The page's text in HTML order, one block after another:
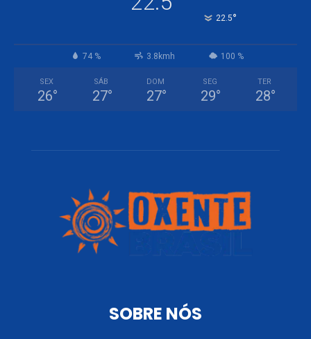
22.5°
74 % 3.8kmh 100 %
SEX
26°
SÁB
27°
DOM
27°
SEG
29°
TER
28°
SOBRE NÓS